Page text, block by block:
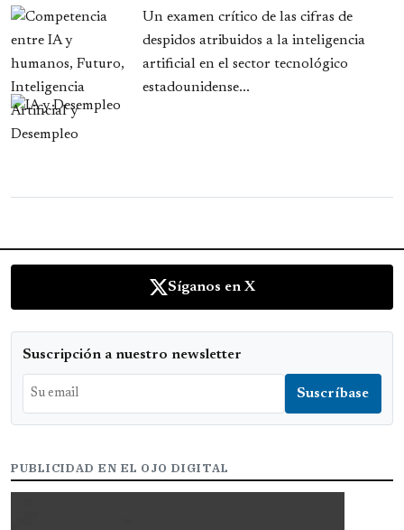
Un examen crítico de las cifras de
despidos atribuidos a la inteligencia
artificial en el sector tecnológico
estadounidense...
Síganos en X
Suscripción a nuestro newsletter
PUBLICIDAD EN EL OJO DIGITAL